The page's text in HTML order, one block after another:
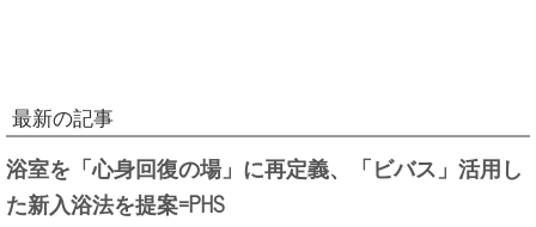
最新の記事
浴室を「心身回復の場」に再定義、「ビバス」活用し
た新入浴法を提案=PHS